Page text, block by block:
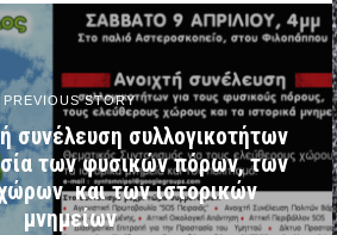
PREVIOUS STORY
συνέλευση συλλογικοτήτων
των φυσικών πόρων, των
και των ιστορικών
μνημείων